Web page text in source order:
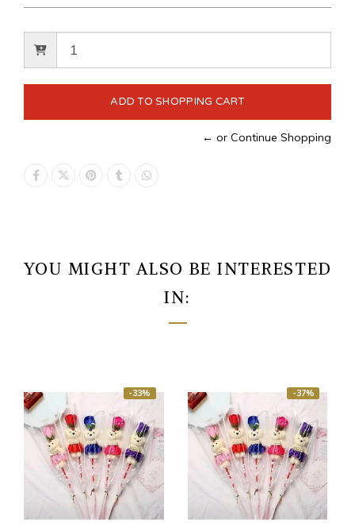
← or Continue Shopping
YOU MIGHT ALSO BE INTERESTED
IN:
-33% -37%